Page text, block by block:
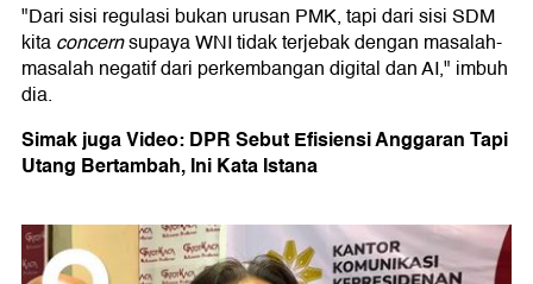
"Dari sisi regulasi bukan urusan PMK, tapi dari sisi SDM
kitaconcernsupaya WNI tidak terjebak dengan masalah-
masalah negatif dari perkembangan digital dan AI," imbuh
dia.
Simak juga Video: DPR Sebut Efisiensi Anggaran Tapi
Utang Bertambah, Ini Kata Istana